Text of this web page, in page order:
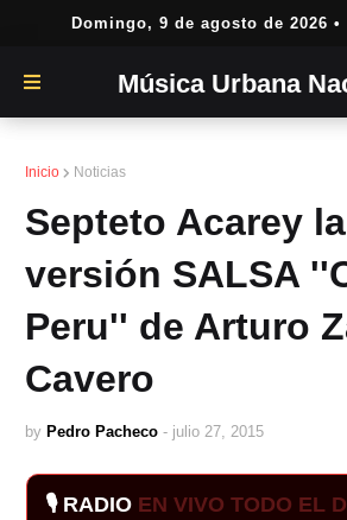
Domingo, 9 de agosto de 2026 •
Música Urbana
Inicio Noticias
Septeto Acarey
versión SALSA
Peru'' de Arturo
Cavero
by Pedro Pacheco - julio 27, 2015
🎙️ RADIO EN VIVO TODO EL